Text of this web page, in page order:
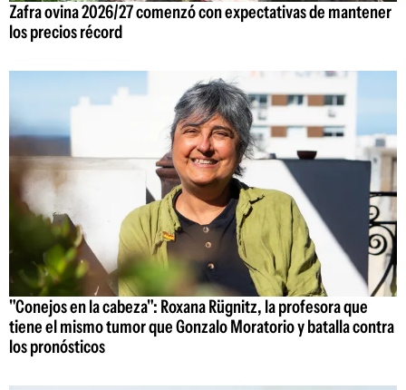
Zafra ovina 2026/27 comenzó con expectativas de mantener
los precios récord
"Conejos en la cabeza": Roxana Rügnitz, la profesora que
tiene el mismo tumor que Gonzalo Moratorio y batalla contra
los pronósticos